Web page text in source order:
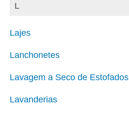
L
Lajes
Lanchonetes
Lavagem a Seco de Estofados
Lavanderias